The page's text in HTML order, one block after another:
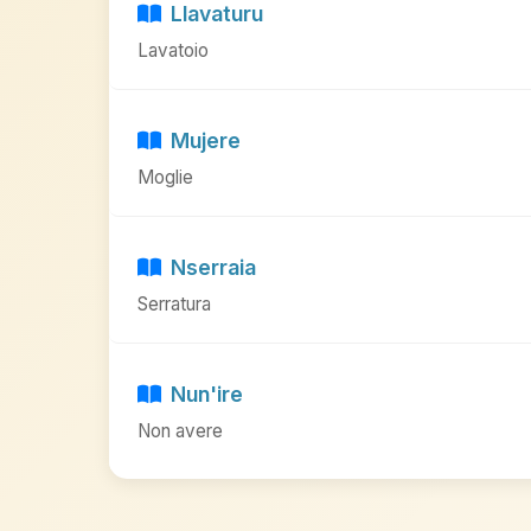
Llavaturu
Lavatoio
Mujere
Moglie
Nserraia
Serratura
Nun'ire
Non avere